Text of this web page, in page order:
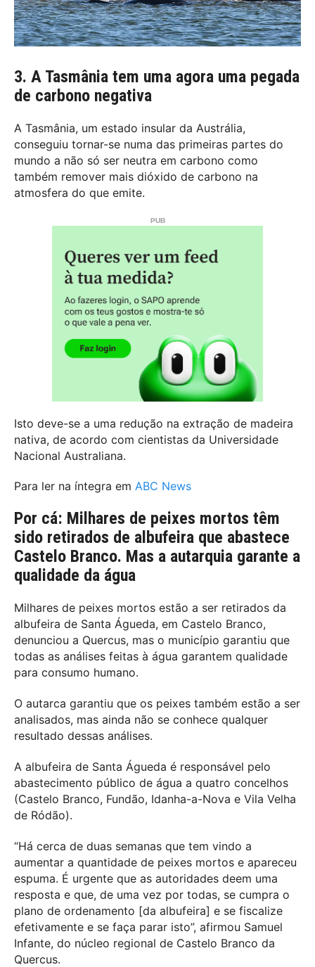
3. A Tasmânia tem uma agora uma pegada
de carbono negativa
A Tasmânia, um estado insular da Austrália,
conseguiu tornar-se numa das primeiras partes do
mundo a não só ser neutra em carbono como
também remover mais dióxido de carbono na
atmosfera do que emite.
Isto deve-se a uma redução na extração de madeira
nativa, de acordo com cientistas da Universidade
Nacional Australiana.
Para ler na íntegra em ABC News
Por cá: Milhares de peixes mortos têm
sido retirados de albufeira que abastece
Castelo Branco. Mas a autarquia garante a
qualidade da água
Milhares de peixes mortos estão a ser retirados da
albufeira de Santa Águeda, em Castelo Branco,
denunciou a Quercus, mas o município garantiu que
todas as análises feitas à água garantem qualidade
para consumo humano.
O autarca garantiu que os peixes também estão a ser
analisados, mas ainda não se conhece qualquer
resultado dessas análises.
A albufeira de Santa Águeda é responsável pelo
abastecimento público de água a quatro concelhos
(Castelo Branco, Fundão, Idanha-a-Nova e Vila Velha
de Ródão).
“Há cerca de duas semanas que tem vindo a
aumentar a quantidade de peixes mortos e apareceu
espuma. É urgente que as autoridades deem uma
resposta e que, de uma vez por todas, se cumpra o
plano de ordenamento [da albufeira] e se fiscalize
efetivamente e se faça parar isto”, afirmou Samuel
Infante, do núcleo regional de Castelo Branco da
Quercus.